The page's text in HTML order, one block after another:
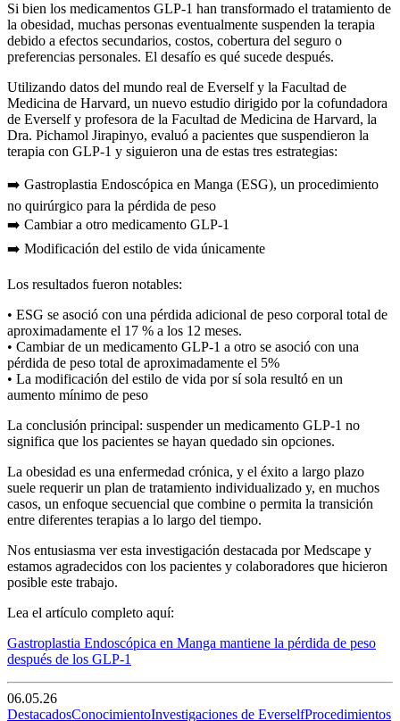
Si bien los medicamentos GLP-1 han transformado el tratamiento de
la obesidad, muchas personas eventualmente suspenden la terapia
debido a efectos secundarios, costos, cobertura del seguro o
preferencias personales. El desafío es qué sucede después.
Utilizando datos del mundo real de Everself y la Facultad de
Medicina de Harvard, un nuevo estudio dirigido por la cofundadora
de Everself y profesora de la Facultad de Medicina de Harvard, la
Dra. Pichamol Jirapinyo, evaluó a pacientes que suspendieron la
terapia con GLP-1 y siguieron una de estas tres estrategias:
➡️ Gastroplastia Endoscópica en Manga (ESG), un procedimiento
no quirúrgico para la pérdida de peso
➡️ Cambiar a otro medicamento GLP-1
➡️ Modificación del estilo de vida únicamente
Los resultados fueron notables:
• ESG se asoció con una pérdida adicional de peso corporal total de
aproximadamente el 17 % a los 12 meses.
• Cambiar de un medicamento GLP-1 a otro se asoció con una
pérdida de peso total de aproximadamente el 5%
• La modificación del estilo de vida por sí sola resultó en un
aumento mínimo de peso
La conclusión principal: suspender un medicamento GLP-1 no
significa que los pacientes se hayan quedado sin opciones.
La obesidad es una enfermedad crónica, y el éxito a largo plazo
suele requerir un plan de tratamiento individualizado y, en muchos
casos, un enfoque secuencial que combine o permita la transición
entre diferentes terapias a lo largo del tiempo.
Nos entusiasma ver esta investigación destacada por Medscape y
estamos agradecidos con los pacientes y colaboradores que hicieron
posible este trabajo.
Lea el artículo completo aquí:
Gastroplastia Endoscópica en Manga mantiene la pérdida de peso
después de los GLP-1
06.05.26
DestacadosConocimientoInvestigaciones de EverselfProcedimientos